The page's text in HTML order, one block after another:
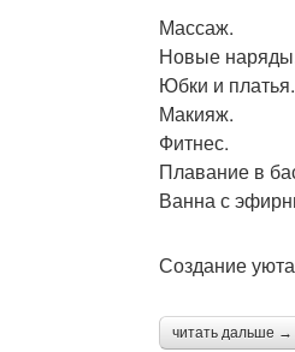
Массаж.
Новые
Юбки и платья.
Макияж.
Фитнес.
Плавание в
Ванна с
Создание
читать дальше →